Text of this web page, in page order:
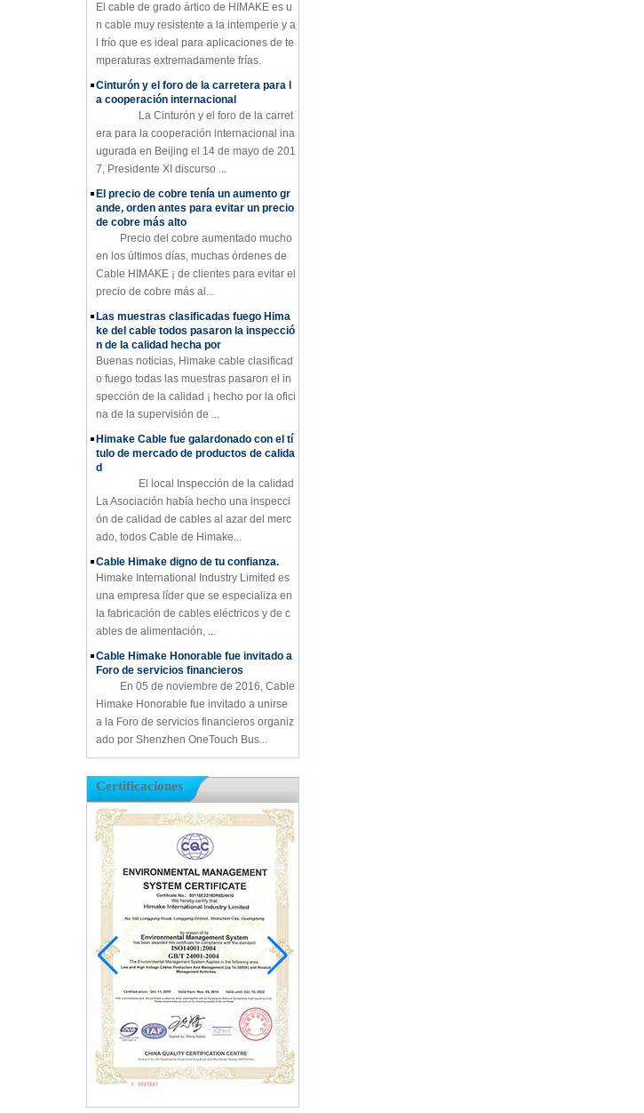
El cable de grado ártico de HIMAKE es u
n cable muy resistente a la intemperie y a
l frío que es ideal para aplicaciones de te
mperaturas extremadamente frías.
Cinturón y el foro de la carretera para l
a cooperación internacional
La Cinturón y el foro de la carret
era para la cooperación internacional ina
ugurada en Beijing el 14 de mayo de 201
7, Presidente XI discurso ...
El precio de cobre tenía un aumento gr
ande, orden antes para evitar un precio
de cobre más alto
Precio del cobre aumentado mucho
en los últimos días, muchas órdenes de
Cable HIMAKE ¡ de clientes para evitar el
precio de cobre más al...
Las muestras clasificadas fuego Hima
ke del cable todos pasaron la inspecció
n de la calidad hecha por
Buenas noticias, Himake cable clasificad
o fuego todas las muestras pasaron el in
spección de la calidad ¡ hecho por la ofici
na de la supervisión de ...
Himake Cable fue galardonado con el tí
tulo de mercado de productos de calida
d
El local Inspección de la calidad
La Asociación había hecho una inspecci
ón de calidad de cables al azar del merc
ado, todos Cable de Himake...
Cable Himake digno de tu confianza.
Himake International Industry Limited es
una empresa líder que se especializa en
la fabricación de cables eléctricos y de c
ables de alimentación, ...
Cable Himake Honorable fue invitado a
Foro de servicios financieros
En 05 de noviembre de 2016, Cable
Himake Honorable fue invitado a unirse
a la Foro de servicios financieros organiz
ado por Shenzhen OneTouch Bus...
Certificaciones